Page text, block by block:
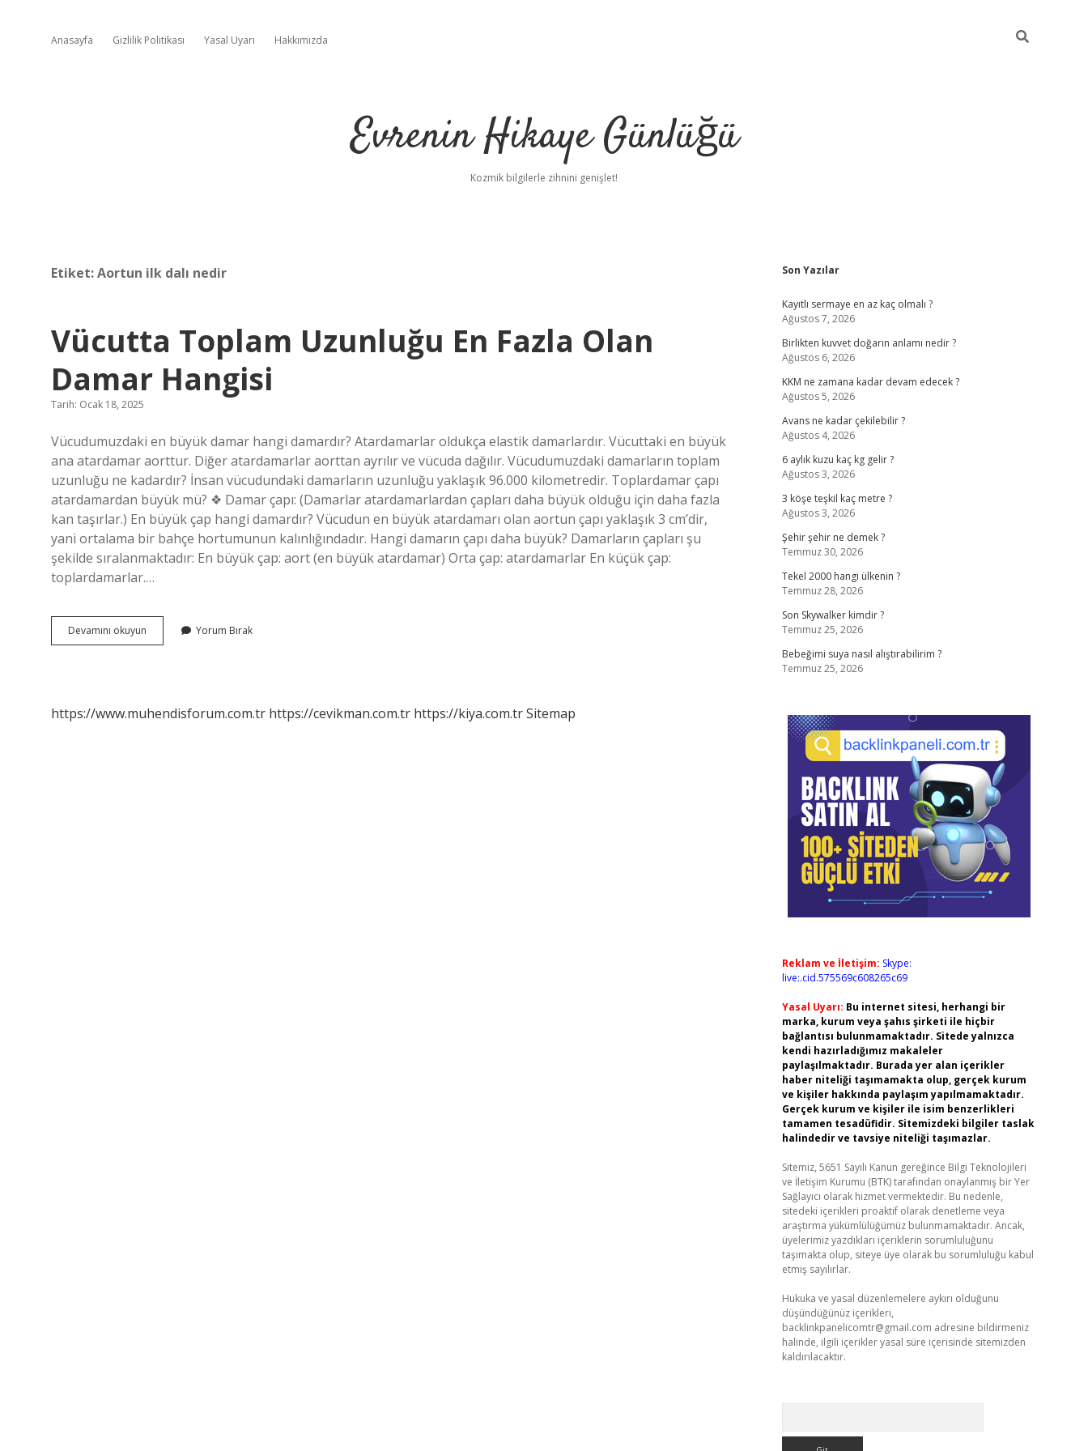
Anasayfa Gizlilik Politikası Yasal Uyarı Hakkımızda
Evrenin Hikaye Günlüğü
Kozmik bilgilerle zihnini genişlet!
Etiket:Aortun ilk dalı nedir
Vücutta Toplam Uzunluğu En Fazla Olan
Damar Hangisi
Tarih: Ocak 18, 2025
Vücudumuzdaki en büyük damar hangi damardır? Atardamarlar oldukça elastik damarlardır. Vücuttaki en büyük
ana atardamar aorttur. Diğer atardamarlar aorttan ayrılır ve vücuda dağılır. Vücudumuzdaki damarların toplam
uzunluğu ne kadardır? İnsan vücudundaki damarların uzunluğu yaklaşık 96.000 kilometredir. Toplardamar çapı
atardamardan büyük mü? ❖ Damar çapı: (Damarlar atardamarlardan çapları daha büyük olduğu için daha fazla
kan taşırlar.) En büyük çap hangi damardır? Vücudun en büyük atardamarı olan aortun çapı yaklaşık 3 cm’dir,
yani ortalama bir bahçe hortumunun kalınlığındadır. Hangi damarın çapı daha büyük? Damarların çapları şu
şekilde sıralanmaktadır: En büyük çap: aort (en büyük atardamar) Orta çap: atardamarlar En küçük çap:
toplardamarlar.…
Devamını okuyun
Toplam
Damar
Yorum Bırak
https://www.muhendisforum.com.tr https://cevikman.com.tr https://kiya.com.trSitemap
Sidebar
Son Yazılar
Kayıtlı sermaye en az kaç olmalı ?
Ağustos 7, 2026
Birlikten kuvvet doğarın anlamı nedir ?
Ağustos 6, 2026
KKM ne zamana kadar devam edecek ?
Ağustos 5, 2026
Avans ne kadar çekilebilir ?
Ağustos 4, 2026
6 aylık kuzu kaç kg gelir ?
Ağustos 3, 2026
3 köşe teşkil kaç metre ?
Ağustos 3, 2026
Şehir şehir ne demek ?
Temmuz 30, 2026
Tekel 2000 hangi ülkenin ?
Temmuz 28, 2026
Son Skywalker kimdir ?
Temmuz 25, 2026
Bebeğimi suya nasıl alıştırabilirim ?
Temmuz 25, 2026
Reklam ve İletişim: Skype:
live:.cid.575569c608265c69
Yasal Uyarı: Bu internet sitesi, herhangi bir
marka, kurum veya şahıs şirketi ile hiçbir
bağlantısı bulunmamaktadır. Sitede yalnızca
kendi hazırladığımız makaleler
paylaşılmaktadır. Burada yer alan içerikler
haber niteliği taşımamakta olup, gerçek kurum
ve kişiler hakkında paylaşım yapılmamaktadır.
Gerçek kurum ve kişiler ile isim benzerlikleri
tamamen tesadüfidir. Sitemizdeki bilgiler taslak
halindedir ve tavsiye niteliği taşımazlar.
Sitemiz, 5651 Sayılı Kanun gereğince Bilgi Teknolojileri
ve İletişim Kurumu (BTK) tarafından onaylanmış bir Yer
Sağlayıcı olarak hizmet vermektedir. Bu nedenle,
sitedeki içerikleri proaktif olarak denetleme veya
araştırma yükümlülüğümüz bulunmamaktadır. Ancak,
üyelerimiz yazdıkları içeriklerin sorumluluğunu
taşımakta olup, siteye üye olarak bu sorumluluğu kabul
etmiş sayılırlar.
Hukuka ve yasal düzenlemelere aykırı olduğunu
düşündüğünüz içerikleri,
backlinkpanelicomtr@gmail.com adresine bildirmeniz
halinde, ilgili içerikler yasal süre içerisinde sitemizden
kaldırılacaktır.